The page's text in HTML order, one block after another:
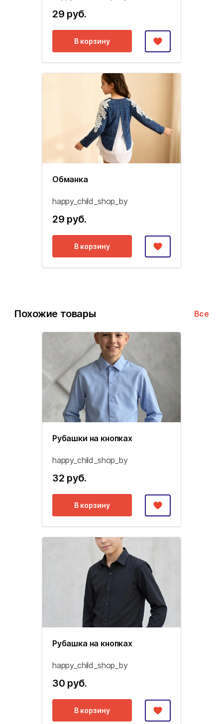
29 руб.
В корзину
Обманка
happy_child_shop_by
29 руб.
В корзину
Похожие товары Все
Рубашки на кнопках
happy_child_shop_by
32 руб.
В корзину
Рубашка на кнопках
happy_child_shop_by
30 руб.
В корзину